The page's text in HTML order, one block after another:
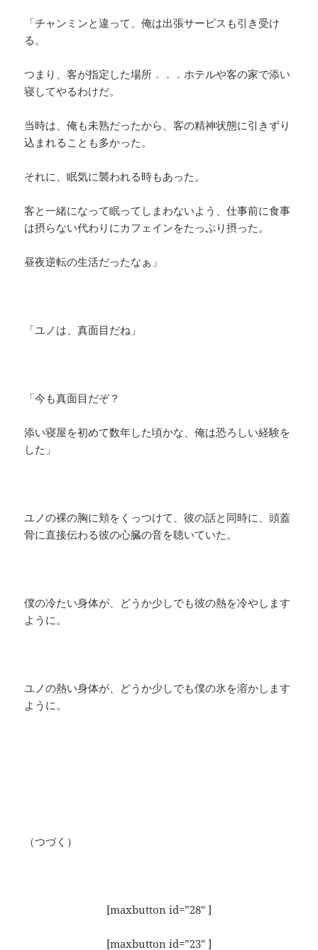
「チャンミンと違って、俺は出張サービスも引き受け
る。
つまり、客が指定した場所．．．ホテルや客の家で添い
寝してやるわけだ。
当時は、俺も未熟だったから、客の精神状態に引きずり
込まれることも多かった。
それに、眠気に襲われる時もあった。
客と一緒になって眠ってしまわないよう、仕事前に食事
は摂らない代わりにカフェインをたっぷり摂った。
昼夜逆転の生活だったなぁ」
「ユノは、真面目だね」
「今も真面目だぞ？
添い寝屋を初めて数年した頃かな、俺は恐ろしい経験を
した」
ユノの裸の胸に頬をくっつけて、彼の話と同時に、頭蓋
骨に直接伝わる彼の心臓の音を聴いていた。
僕の冷たい身体が、どうか少しでも彼の熱を冷やします
ように。
ユノの熱い身体が、どうか少しでも僕の氷を溶かします
ように。
（つづく）
[maxbutton id=”28″ ]
[maxbutton id=”23″ ]